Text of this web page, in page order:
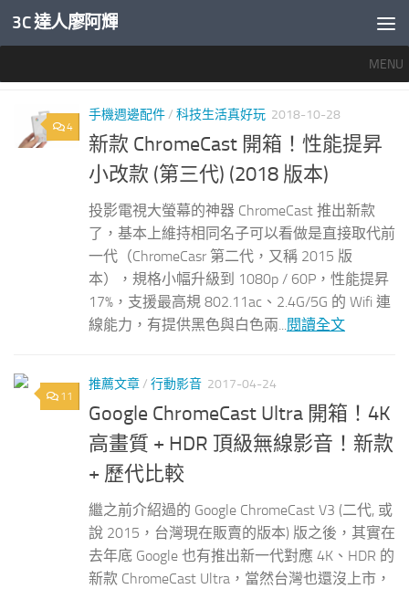
內文下方
3C 達人廖阿輝
MENU
4
手機週邊配件/ 科技生活真好玩 2018-10-28
新款 ChromeCast 開箱！性能提昇
小改款 (第三代) (2018 版本)
投影電視大螢幕的神器 ChromeCast 推出新款
了，基本上維持相同名子可以看做是直接取代前
一代（ChromeCasr 第二代，又稱 2015 版
本），規格小幅升級到 1080p / 60P，性能提昇
17%，支援最高規 802.11ac、2.4G/5G 的 Wifi 連
線能力，有提供黑色與白色兩...閱讀全文
11
推薦文章/ 行動影音 2017-04-24
Google ChromeCast Ultra 開箱！4K
高畫質 + HDR 頂級無線影音！新款
+ 歷代比較
繼之前介紹過的 Google ChromeCast V3 (二代, 或
說 2015，台灣現在販賣的版本) 版之後，其實在
去年底 Google 也有推出新一代對應 4K、HDR 的
新款 ChromeCast Ultra，當然台灣也還沒上市，